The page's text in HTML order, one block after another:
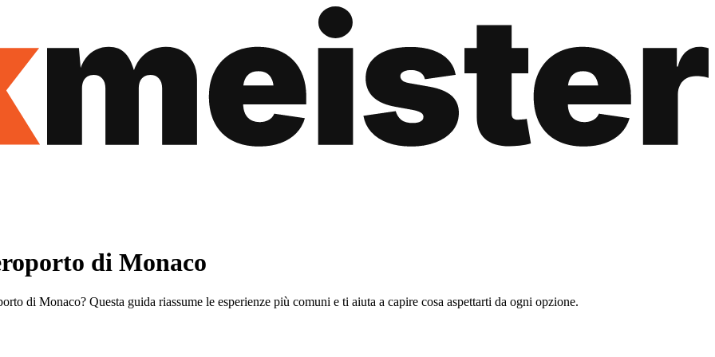
di Monaco
di Monaco? Questa guida riassume le esperienze più comuni e ti aiuta a capire cosa aspettarti da ogni opzione.